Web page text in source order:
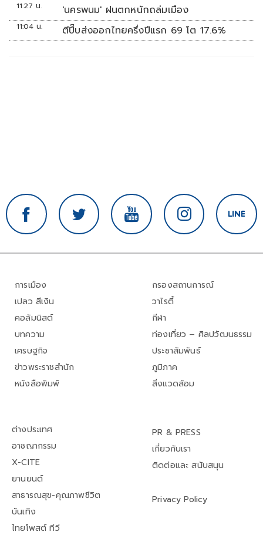
11:27 น. 'นครพนม' ฝนตกหนักถล่มเมือง
11:04 น. ตีปี๊บส่งออกไทยครึ่งปีแรก 69 โต 17.6%
การเมือง
เปลว สีเงิน
คอลัมนิสต์
บทความ
เศรษฐกิจ
ข่าวพระราชสำนัก
หนังสือพิมพ์
กรองสถานการณ์
วาไรตี้
กีฬา
ท่องเที่ยว – ศิลปวัฒนธรรม
ประชาสัมพันธ์
ภูมิภาค
สิ่งแวดล้อม
ต่างประเทศ
อาชญากรรม
X-CITE
ยานยนต์
สาธารณสุข-คุณภาพชีวิต
บันเทิง
ไทยโพสต์ ทีวี
PR & PRESS
เกี่ยวกับเรา
ติดต่อและ สนับสนุน
Privacy Policy